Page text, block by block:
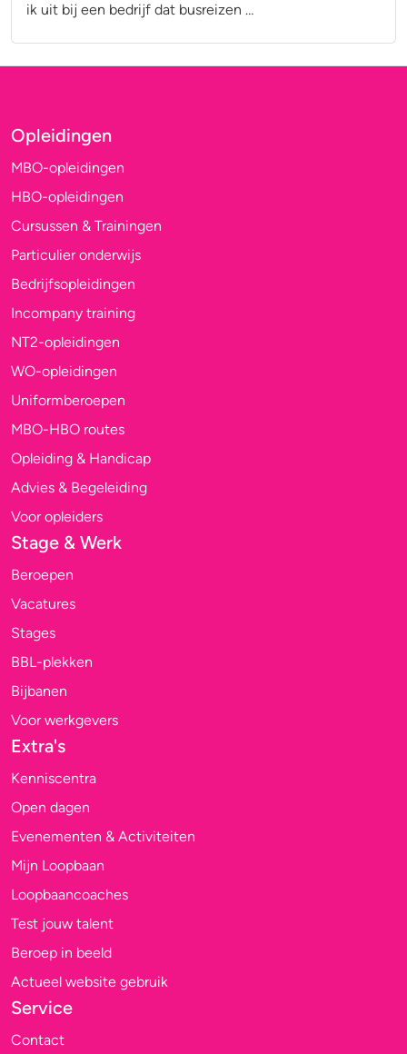
ik uit bij een bedrijf dat busreizen …
Opleidingen
MBO-opleidingen
HBO-opleidingen
Cursussen & Trainingen
Particulier onderwijs
Bedrijfsopleidingen
Incompany training
NT2-opleidingen
WO-opleidingen
Uniformberoepen
MBO-HBO routes
Opleiding & Handicap
Advies & Begeleiding
Voor opleiders
Stage & Werk
Beroepen
Vacatures
Stages
BBL-plekken
Bijbanen
Voor werkgevers
Extra's
Kenniscentra
Open dagen
Evenementen & Activiteiten
Mijn Loopbaan
Loopbaancoaches
Test jouw talent
Beroep in beeld
Actueel website gebruik
Service
Contact